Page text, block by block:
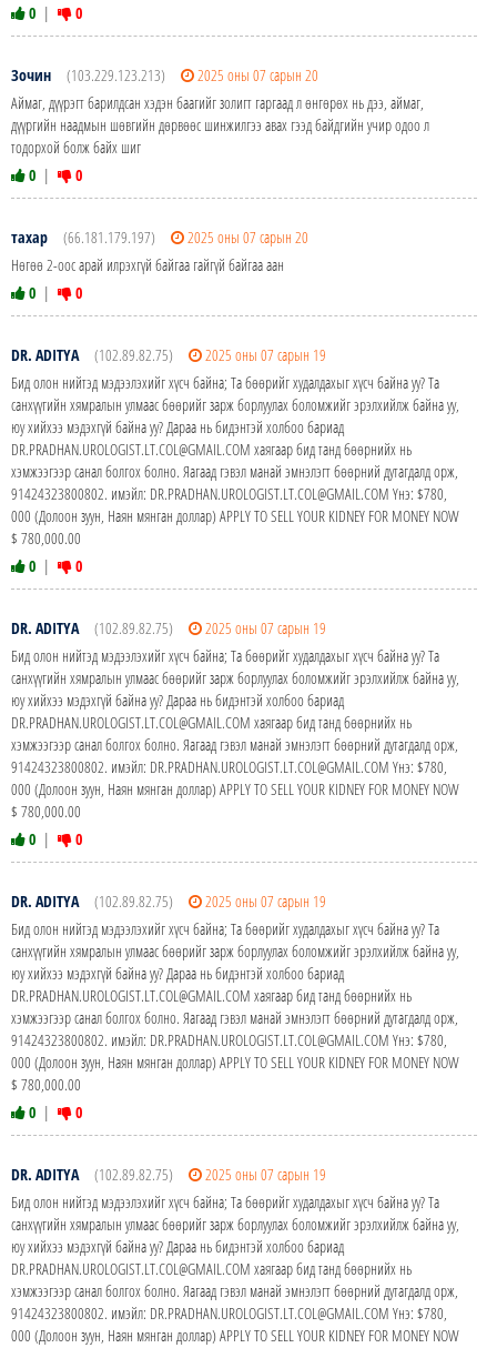
0 | 0
Зочин (103.229.123.213)
2025 оны 07 сарын 20
Аймаг, дүүрэгт барилдсан хэдэн баагийг золигт гаргаад л өнгөрөх нь дээ, аймаг,
дүүргийн наадмын шөвгийн дөрвөөс шинжилгээ авах гээд байдгийн учир одоо л
тодорхой болж байх шиг
0 | 0
тахар (66.181.179.197)
2025 оны 07 сарын 20
Нөгөө 2-оос арай илрэхгүй байгаа гайгүй байгаа аан
0 | 0
DR. ADITYA (102.89.82.75)
2025 оны 07 сарын 19
Бид олон нийтэд мэдээлэхийг хүсч байна; Та бөөрийг худалдахыг хүсч байна уу? Та
санхүүгийн хямралын улмаас бөөрийг зарж борлуулах боломжийг эрэлхийлж байна уу,
юу хийхээ мэдэхгүй байна уу? Дараа нь бидэнтэй холбоо бариад
DR.PRADHAN.UROLOGIST.LT.COL@GMAIL.COM хаягаар бид танд бөөрнийх нь
хэмжээгээр санал болгох болно. Яагаад гэвэл манай эмнэлэгт бөөрний дутагдалд орж,
91424323800802. имэйл: DR.PRADHAN.UROLOGIST.LT.COL@GMAIL.COM Yнэ: $780,
000 (Долоон зуун, Наян мянган доллар) APPLY TO SELL YOUR KIDNEY FOR MONEY NOW
$ 780,000.00
0 | 0
DR. ADITYA (102.89.82.75)
2025 оны 07 сарын 19
Бид олон нийтэд мэдээлэхийг хүсч байна; Та бөөрийг худалдахыг хүсч байна уу? Та
санхүүгийн хямралын улмаас бөөрийг зарж борлуулах боломжийг эрэлхийлж байна уу,
юу хийхээ мэдэхгүй байна уу? Дараа нь бидэнтэй холбоо бариад
DR.PRADHAN.UROLOGIST.LT.COL@GMAIL.COM хаягаар бид танд бөөрнийх нь
хэмжээгээр санал болгох болно. Яагаад гэвэл манай эмнэлэгт бөөрний дутагдалд орж,
91424323800802. имэйл: DR.PRADHAN.UROLOGIST.LT.COL@GMAIL.COM Yнэ: $780,
000 (Долоон зуун, Наян мянган доллар) APPLY TO SELL YOUR KIDNEY FOR MONEY NOW
$ 780,000.00
0 | 0
DR. ADITYA (102.89.82.75)
2025 оны 07 сарын 19
Бид олон нийтэд мэдээлэхийг хүсч байна; Та бөөрийг худалдахыг хүсч байна уу? Та
санхүүгийн хямралын улмаас бөөрийг зарж борлуулах боломжийг эрэлхийлж байна уу,
юу хийхээ мэдэхгүй байна уу? Дараа нь бидэнтэй холбоо бариад
DR.PRADHAN.UROLOGIST.LT.COL@GMAIL.COM хаягаар бид танд бөөрнийх нь
хэмжээгээр санал болгох болно. Яагаад гэвэл манай эмнэлэгт бөөрний дутагдалд орж,
91424323800802. имэйл: DR.PRADHAN.UROLOGIST.LT.COL@GMAIL.COM Yнэ: $780,
000 (Долоон зуун, Наян мянган доллар) APPLY TO SELL YOUR KIDNEY FOR MONEY NOW
$ 780,000.00
0 | 0
DR. ADITYA (102.89.82.75)
2025 оны 07 сарын 19
Бид олон нийтэд мэдээлэхийг хүсч байна; Та бөөрийг худалдахыг хүсч байна уу? Та
санхүүгийн хямралын улмаас бөөрийг зарж борлуулах боломжийг эрэлхийлж байна уу,
юу хийхээ мэдэхгүй байна уу? Дараа нь бидэнтэй холбоо бариад
DR.PRADHAN.UROLOGIST.LT.COL@GMAIL.COM хаягаар бид танд бөөрнийх нь
хэмжээгээр санал болгох болно. Яагаад гэвэл манай эмнэлэгт бөөрний дутагдалд орж,
91424323800802. имэйл: DR.PRADHAN.UROLOGIST.LT.COL@GMAIL.COM Yнэ: $780,
000 (Долоон зуун, Наян мянган доллар) APPLY TO SELL YOUR KIDNEY FOR MONEY NOW